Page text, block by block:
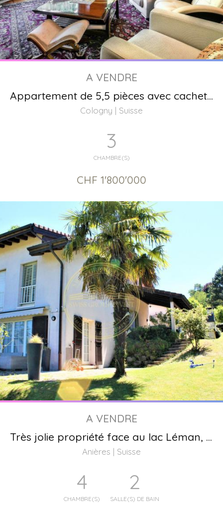
A VENDRE
Appartement de 5,5 pièces avec cachet Résidence haut de gamme, Cologny Genève
Cologny | Suisse
3
CHAMBRE(S)
CHF 1'800'000
A VENDRE
Très jolie propriété face au lac Léman, Anières Genève
Anières | Suisse
4
CHAMBRE(S)
2
SALLE(S) DE BAIN